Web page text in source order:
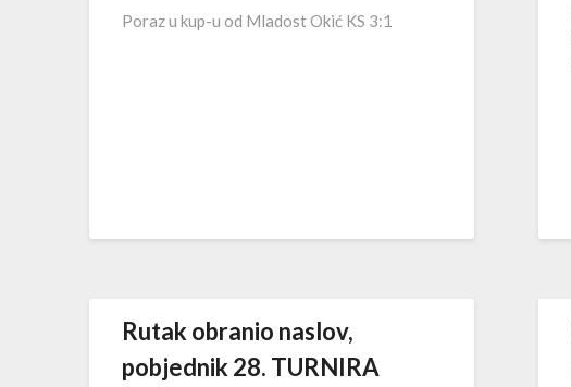
Poraz u kup-u od Mladost Okić KS 3:1
Rutak obranio naslov,
pobjednik 28. TURNIRA